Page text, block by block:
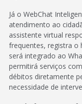
Já o WebChat
atendimento ao
assistente virtual
frequentes, registra o
será integrado ao
permitirá serviços
débitos diretamente
necessidade de